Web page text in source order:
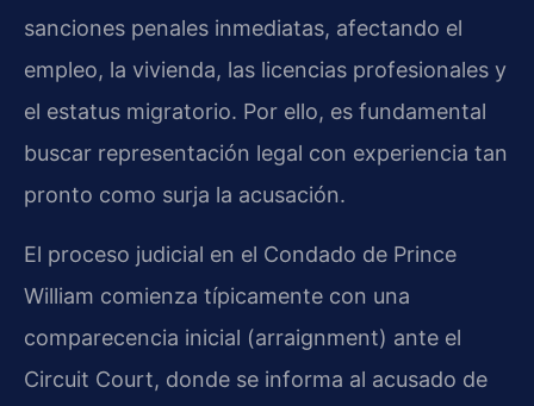
sanciones penales inmediatas, afectando el
empleo, la vivienda, las licencias profesionales y
el estatus migratorio. Por ello, es fundamental
buscar representación legal con experiencia tan
pronto como surja la acusación.
El proceso judicial en el Condado de Prince
William comienza típicamente con una
comparecencia inicial (arraignment) ante el
Circuit Court, donde se informa al acusado de